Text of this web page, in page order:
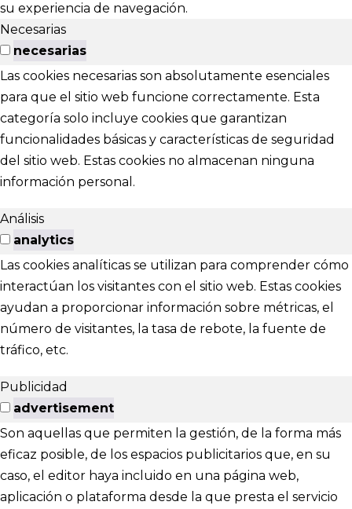
su experiencia de navegación.
Necesarias
necesarias
Las cookies necesarias son absolutamente esenciales
para que el sitio web funcione correctamente. Esta
categoría solo incluye cookies que garantizan
funcionalidades básicas y características de seguridad
del sitio web. Estas cookies no almacenan ninguna
información personal.
Análisis
analytics
Las cookies analíticas se utilizan para comprender cómo
interactúan los visitantes con el sitio web. Estas cookies
ayudan a proporcionar información sobre métricas, el
número de visitantes, la tasa de rebote, la fuente de
tráfico, etc.
Publicidad
advertisement
Son aquellas que permiten la gestión, de la forma más
eficaz posible, de los espacios publicitarios que, en su
caso, el editor haya incluido en una página web,
aplicación o plataforma desde la que presta el servicio